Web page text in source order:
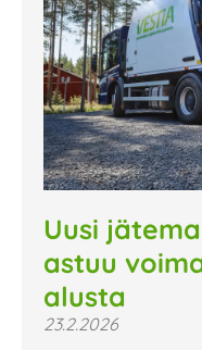
Uusi
astuu
alusta
23.2.2026